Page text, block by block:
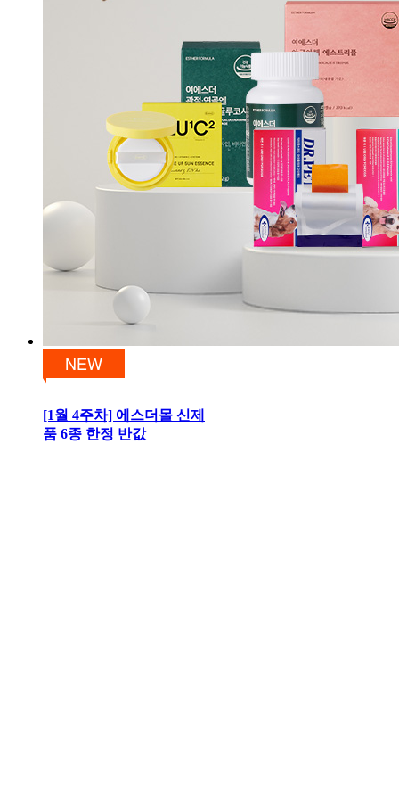
[1월 4주차] 에스더몰 신제
품 6종 한정 반값